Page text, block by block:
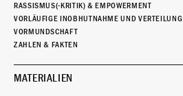
RASSISMUS(-KRITIK) & EMPOWERMENT
VORLÄUFIGE INOBHUTNAHME UND VERTEILUNG
VORMUNDSCHAFT
ZAHLEN & FAKTEN
MATERIALIEN